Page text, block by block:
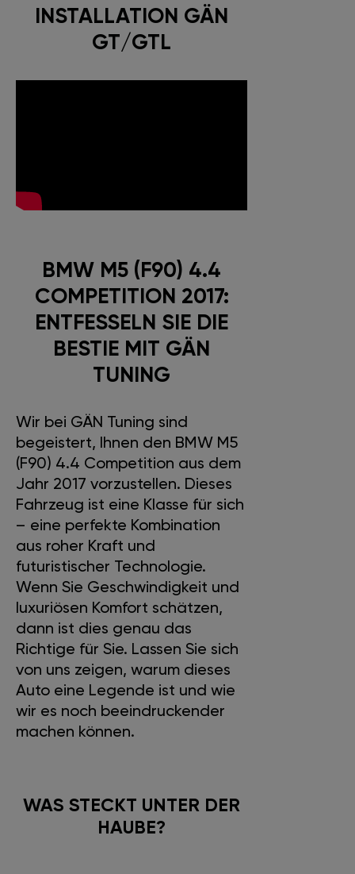
INSTALLATION GÄN
GT/GTL
BMW M5 (F90) 4.4
COMPETITION 2017:
ENTFESSELN SIE DIE
BESTIE MIT GÄN
TUNING
Wir bei GÄN Tuning sind
begeistert, Ihnen den BMW M5
(F90) 4.4 Competition aus dem
Jahr 2017 vorzustellen. Dieses
Fahrzeug ist eine Klasse für sich
– eine perfekte Kombination
aus roher Kraft und
futuristischer Technologie.
Wenn Sie Geschwindigkeit und
luxuriösen Komfort schätzen,
dann ist dies genau das
Richtige für Sie. Lassen Sie sich
von uns zeigen, warum dieses
Auto eine Legende ist und wie
wir es noch beeindruckender
machen können.
WAS STECKT UNTER DER
HAUBE?